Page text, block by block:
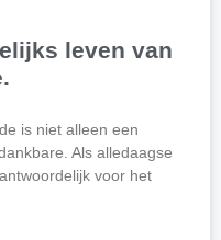
leven van
is niet alleen een
Als alledaagse
voor het